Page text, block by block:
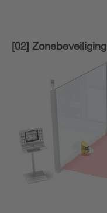
[02] Zonebeveiliging